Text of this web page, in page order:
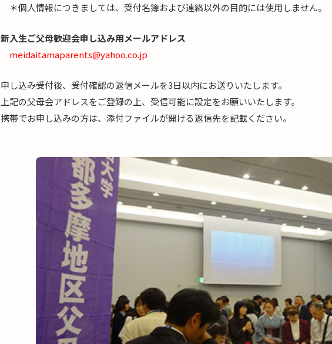
＊個人情報につきましては、受付名簿および連絡以外の目的には使用しません。
新入生ご父母歓迎会申し込み用メールアドレス
meidaitamaparents@yahoo.co.jp
申し込み受付後、受付確認の返信メールを3日以内にお送りいたします。
上記の父母会アドレスをご登録の上、受信可能に設定をお願いいたします。
携帯でお申し込みの方は、添付ファイルが開ける返信先を記載ください。